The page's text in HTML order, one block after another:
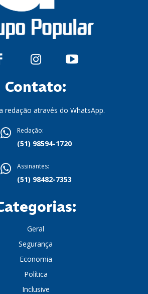
Contato:
redação através do WhatsApp.
Redação:
(51) 98594-1720
Assinantes:
(51) 98482-7353
Geral
Segurança
Economia
Política
Inclusive